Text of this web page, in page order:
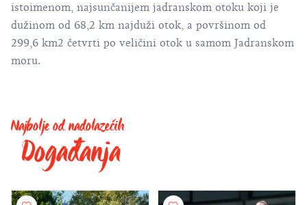
istoimenom, najsunčanijem jadranskom otoku koji je
dužinom od 68,2 km najduži otok, a površinom od
299,6 km2 četvrti po veličini otok u samom Jadranskom
moru.
Najbolje od nadolazećih
Događanja